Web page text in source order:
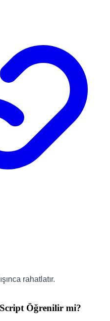
rahatlatır.
Öğrenilir mi?